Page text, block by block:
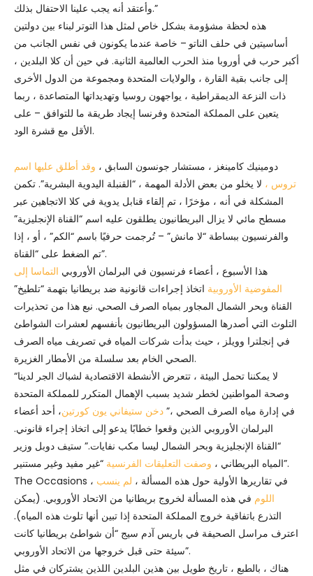
وأعتقد أنه يجب علينا الاحتفال بذلك.”
هذه لحظة مشؤومة بشكل خاص لمثل هذا التوتر لبناء بين دولتين
أساسيتين في حلف الناتو – خاصة عندما يكونون في نفس الجانب من
أكبر حرب في أوروبا منذ الحرب العالمية الثانية. في حين أن كلا البلدين ،
إلى جانب بقية القارة ، والولايات المتحدة ومجموعة من الدول الأخرى
ذات النزعة الديمقراطية ، يواجهون روسيا وتهديداتها المتصاعدة ، ربما
يتعين على المملكة المتحدة وفرنسا إيجاد طريقة ما للتوافق – على
الأقل مع قشرة الود.
دومينيك كامينغز ، مستشار جونسون السابق ، وقد أطلق عليها اسم
تروس ، لا يخلو من بعض الأدلة المهمة ، “القنبلة اليدوية البشرية”. تكمن
المشكلة في أنه ، مؤخرًا ، تم إلقاء قنابل يدوية في كلا الاتجاهين عبر
مسطح مائي لا يزال البريطانيون يطلقون عليه اسم “القناة الإنجليزية”
والفرنسيون ببساطة “لا مانش” – تُرجمت حرفيًا باسم “الكم” ، أو ، إذا
تم الضغط على “القناة”.
هذا الأسبوع ، أعضاء فرنسيون في البرلمان الأوروبي التماسا إلى
المفوضية الأوروبية اتخاذ إجراءات قانونية ضد بريطانيا بتهمة “تلطيخ”
القناة وبحر الشمال المجاور بمياه الصرف الصحي. نبع هذا من تحذيرات
التلوث التي أصدرها المسؤولون البريطانيون بأنفسهم لعشرات الشواطئ
في إنجلترا وويلز ، حيث بدأت شركات المياه في تصريف مياه الصرف
الصحي الخام بعد سلسلة من الأمطار الغزيرة.
“لا يمكننا تحمل البيئة ، تتعرض الأنشطة الاقتصادية لشباك الجر لدينا
وصحة المواطنين لخطر شديد بسبب الإهمال المتكرر للمملكة المتحدة
في إدارة مياه الصرف الصحي ،” دخن ستيفاني يون كورتين، أحد أعضاء
البرلمان الأوروبي الذين وقعوا خطابًا يدعو إلى اتخاذ إجراء قانوني.
“القناة الإنجليزية وبحر الشمال ليسا مكب نفايات.” ستيف دوبل وزير
المياه البريطاني ، وصفت التعليقات الفرنسية
“غير مفيد وغير مستنير”.
The Occasions ، في تقاريرها الأولية حول هذه المسألة ، لم ينسب
اللوم في هذه المسألة لخروج بريطانيا من الاتحاد الأوروبي. (يمكن
التذرع باتفاقية خروج المملكة المتحدة إذا تبين أنها تلوث هذه المياه).
اعترف مراسل الصحيفة في باريس آدم سيج “أن شواطئ بريطانيا كانت
سيئة حتى قبل خروجها من الاتحاد الأوروبي”.
هناك ، بالطبع ، تاريخ طويل بين هذين البلدين اللذين يشتركان في مثل